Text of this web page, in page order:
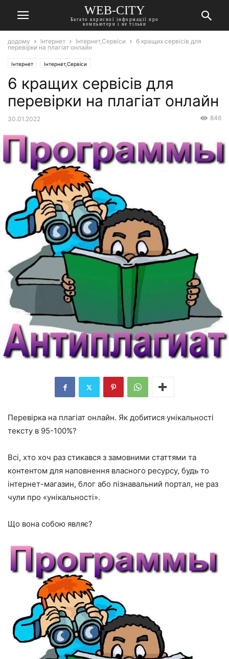
WEB-CITY
Багато корисної інформації про
компьютери і не тільки
додому Інтернет Інтернет,Сервіси
6 кращих сервісів для
перевірки на плагіат онлайн
Інтернет Інтернет,Сервіси
6 кращих сервісів для
перевірки на плагіат онлайн
30.01.2022 846
Перевірка на плагіат онлайн. Як добитися унікальності
тексту в 95-100%?
Всі, хто хоч раз стикався з замовними статтями та
контентом для наповнення власного ресурсу, будь то
інтернет-магазин, блог або пізнавальний портал, не раз
чули про «унікальності».
Що вона собою являє?